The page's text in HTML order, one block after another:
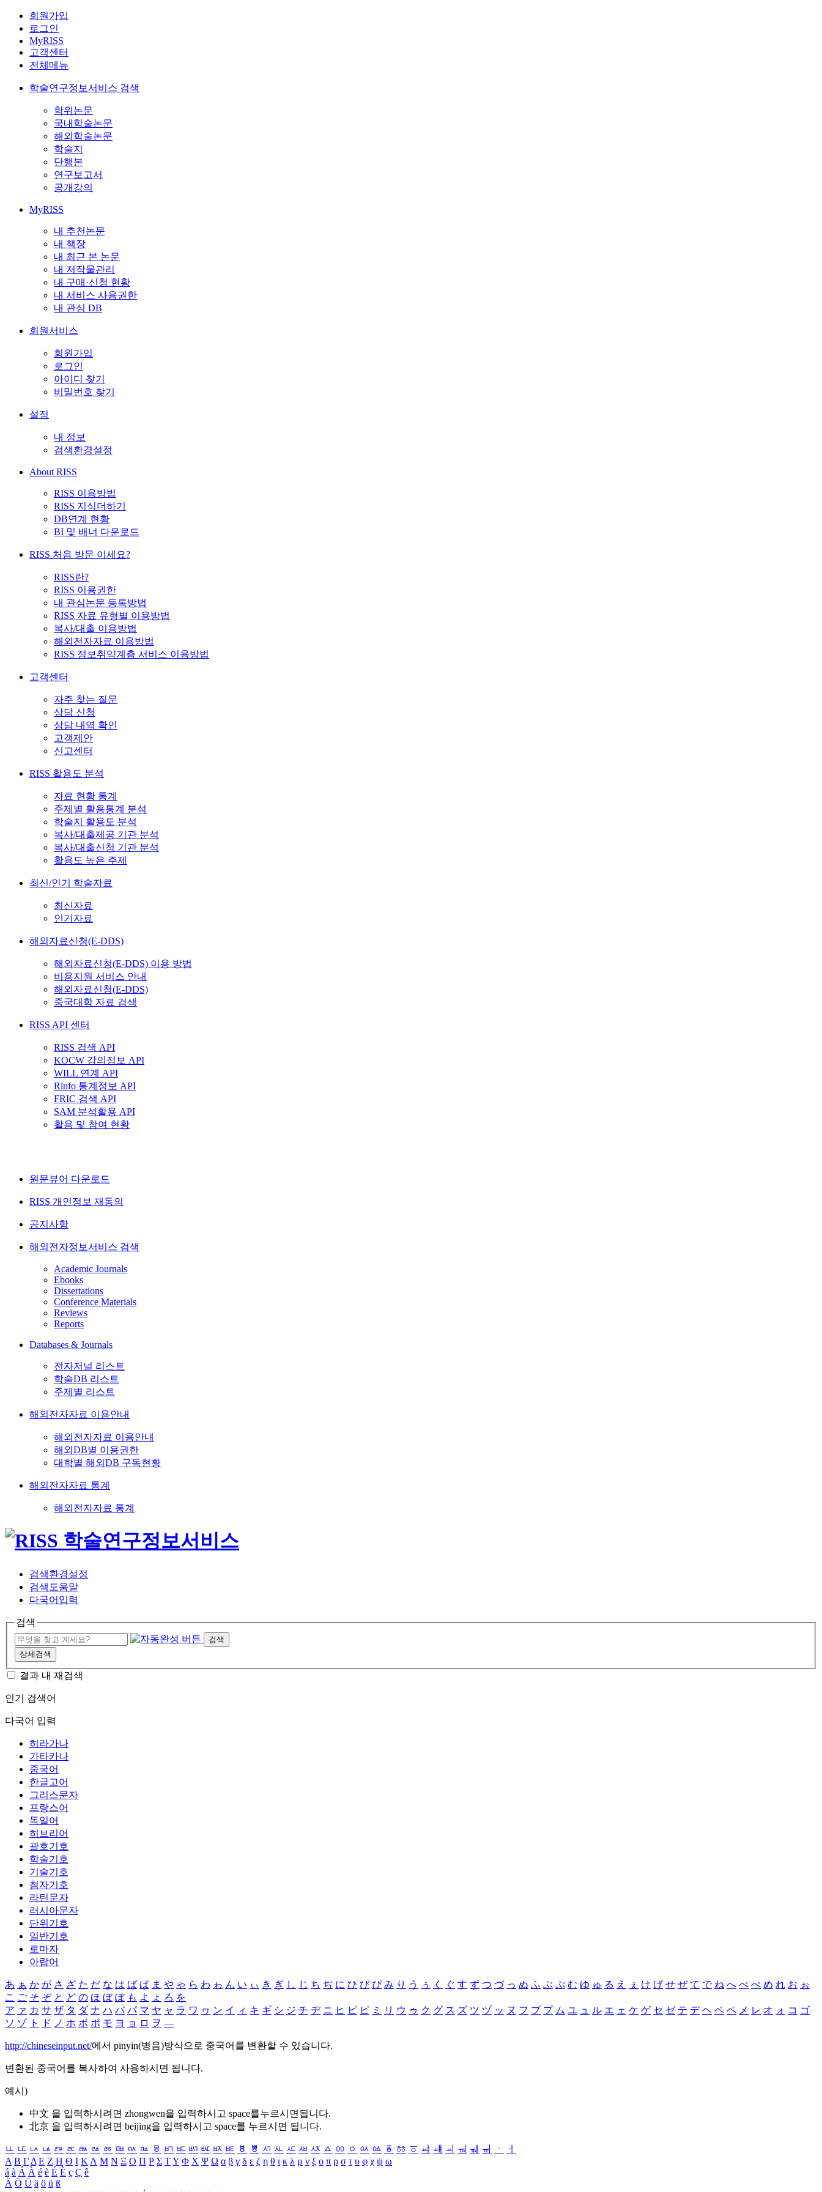
회원가입
로그인
MyRISS
고객센터
전체메뉴
학술연구정보서비스 검색
학위논문
국내학술논문
해외학술논문
학술지
단행본
연구보고서
공개강의
MyRISS
내 추천논문
내 책장
내 최근 본 논문
내 저작물관리
내 구매·신청 현황
내 서비스 사용권한
내 관심 DB
회원서비스
회원가입
로그인
아이디 찾기
비밀번호 찾기
설정
내 정보
검색환경설정
About RISS
RISS 이용방법
RISS 지식더하기
DB연계 현황
BI 및 배너 다운로드
RISS 처음 방문 이세요?
RISS란?
RISS 이용권한
내 관심논문 등록방법
RISS 자료 유형별 이용방법
복사/대출 이용방법
해외전자자료 이용방법
RISS 정보취약계층 서비스 이용방법
고객센터
자주 찾는 질문
상담 신청
상담 내역 확인
고객제안
신고센터
RISS 활용도 분석
자료 현황 통계
주제별 활용통계 분석
학술지 활용도 분석
복사/대출제공 기관 분석
복사/대출신청 기관 분석
활용도 높은 주제
최신/인기 학술자료
최신자료
인기자료
해외자료신청(E-DDS)
해외자료신청(E-DDS) 이용 방법
비용지원 서비스 안내
해외자료신청(E-DDS)
중국대학 자료 검색
RISS API 센터
RISS 검색 API
KOCW 강의정보 API
WILL 연계 API
Rinfo 통계정보 API
FRIC 검색 API
SAM 분석활용 API
활용 및 참여 현황
원문뷰어 다운로드
RISS 개인정보 재동의
공지사항
해외전자정보서비스 검색
Academic Journals
Ebooks
Dissertations
Conference Materials
Reviews
Reports
Databases & Journals
전자저널 리스트
학술DB 리스트
주제별 리스트
해외전자자료 이용안내
해외전자자료 이용안내
해외DB별 이용권한
대학별 해외DB 구독현황
해외전자자료 통계
해외전자자료 통계
검색환경설정
검색도움말
다국어입력
검색
검색
상세검색
결과 내 재검색
인기 검색어
다국어 입력
히라가나
가타카나
중국어
한글고어
그리스문자
프랑스어
독일어
히브리어
괄호기호
학술기호
기술기호
첨자기호
라틴문자
러시아문자
단위기호
일반기호
로마자
아랍어
あ ぁ か が さ ざ た だ な は ば ぱ ま や ゃ ら わ ゎ ん い ぃ き ぎ し じ ち ぢ に ひ び ぴ み り う ぅ く ぐ す ず つ づ っ ぬ ふ ぶ ぷ む ゆ ゅ る え ぇ け げ せ ぜ て で ね へ べ ぺ め れ お ぉ
こ ご そ ぞ と ど の ほ ぼ ぽ も よ ょ ろ を
ア ァ カ サ ザ タ ダ ナ ハ バ パ マ ヤ ャ ラ ワ ヮ ン イ ィ キ ギ シ ジ チ ヂ ニ ヒ ビ ピ ミ リ ウ ゥ ク グ ス ズ ツ ヅ ッ ヌ フ ブ プ ム ユ ュ ル エ ェ ケ ゲ セ ゼ テ デ ヘ ベ ペ メ レ オ ォ コ ゴ
ソ ゾ ト ド ノ ホ ボ ポ モ ヨ ョ ロ ヲ ―
http://chineseinput.net/에서 pinyin(병음)방식으로 중국어를 변환할 수 있습니다.
변환된 중국어를 복사하여 사용하시면 됩니다.
예시)
中文 을 입력하시려면 zhongwen을 입력하시고 space를누르시면됩니다.
北京 을 입력하시려면 beijing을 입력하시고 space를 누르시면 됩니다.
ㅥ ㅦ ㅧ ㅨ ㅩ ㅪ ㅫ ㅬ ㅭ ㅮ ㅯ ㅰ ㅱ ㅲ ㅳ ㅴ ㅵ ㅶ ㅷ ㅸ ㅹ ㅺ ㅻ ㅼ ㅽ ㅾ ㅿ ㆀ ㆁ ㆂ ㆃ ㆄ ㆅ ㆆ ㆇ ㆈ ㆉ ㆊ ㆋ ㆌ ㆍ
ㆎ
Α Β ΓΔ Ε Ζ Η Θ Ι ΚΛ Μ Ν Ξ Ο Π Ρ Σ ΤΥ Φ Χ Ψ Ω α β γ δ ε ζ η θ ι κ λ μ ν ξ ο π ρ σ τ υ φ χ ψ ω
á à Á À é è É È ç Ç ê
Ä Ö Ü ä ö ü ß